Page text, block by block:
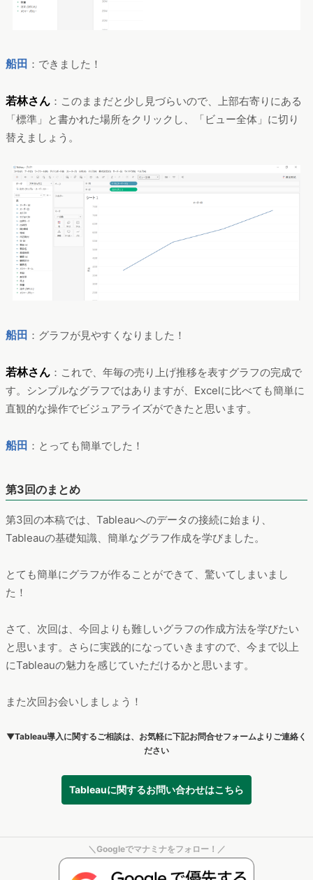
船田 ：できました！
若林さん ：このままだと少し見づらいので、上部右寄りにある
「標準」と書かれた場所をクリックし、「ビュー全体」に切り
替えましょう。
船田 ：グラフが見やすくなりました！
若林さん ：これで、年毎の売り上げ推移を表すグラフの完成で
す。シンプルなグラフではありますが、Excelに比べても簡単に
直観的な操作でビジュアライズができたと思います。
船田 ：とっても簡単でした！
第3回のまとめ
第3回の本稿では、Tableauへのデータの接続に始まり、
Tableauの基礎知識、簡単なグラフ作成を学びました。
とても簡単にグラフが作ることができて、驚いてしまいまし
た！
さて、次回は、今回よりも難しいグラフの作成方法を学びたい
と思います。さらに実践的になっていきますので、今まで以上
にTableauの魅力を感じていただけるかと思います。
また次回お会いしましょう！
▼Tableau導入に関するご相談は、お気軽に下記お問合せフォームよりご連絡く
ださい
Tableauに関するお問い合わせはこちら
＼Googleでマナミナをフォロー！／